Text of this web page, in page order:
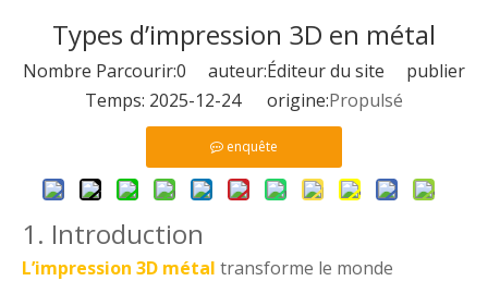
Types d’impression 3D en métal
Nombre Parcourir:0 auteur:Éditeur du site publier
Temps: 2025-12-24 origine:Propulsé
enquête
1. Introduction
L’impression 3D métal transforme le monde